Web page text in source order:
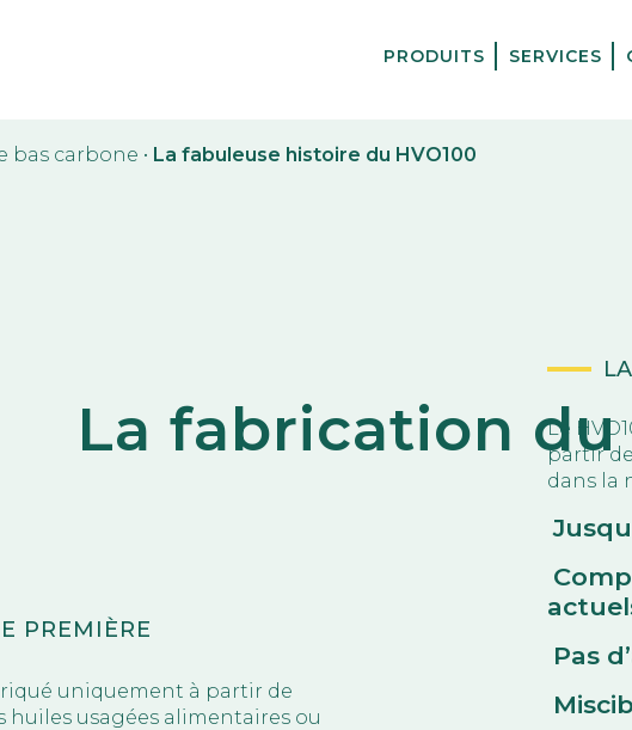
PRODUITS SERVICES
bas carbone • La fabuleuse histoire du HVO100
Le
partir
dans la
Pas
La fabrication du
PREMIÈRE
uniquement à partir de
huiles usagées alimentaires ou